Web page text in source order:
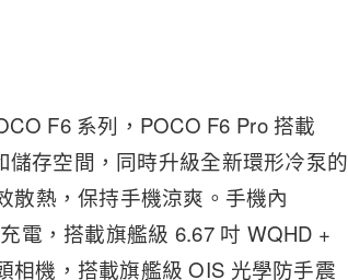
F6 系列，POCO F6 Pro 搭載
儲存空間，同時升級全新環形冷泵的
散熱，保持手機涼爽。手機內
電，搭載旗艦級 6.67 吋 WQHD +
相機，搭載旗艦級 OIS 光學防手震